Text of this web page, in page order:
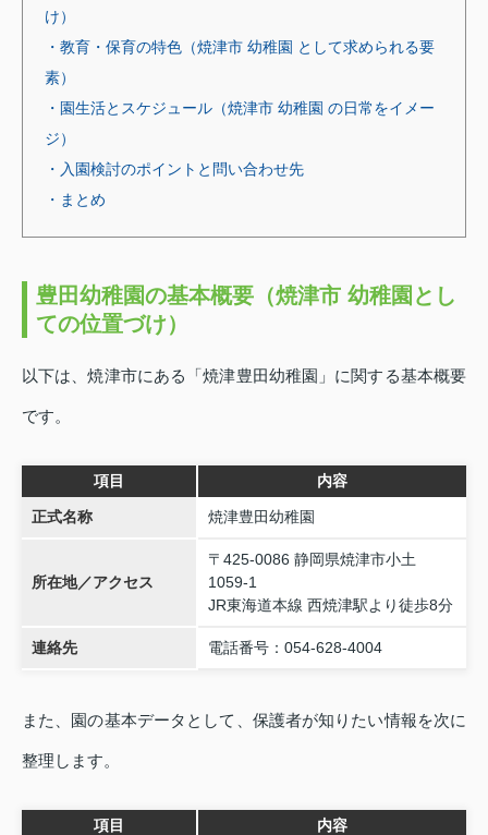
け）
・教育・保育の特色（焼津市 幼稚園 として求められる要
素）
・園生活とスケジュール（焼津市 幼稚園 の日常をイメー
ジ）
・入園検討のポイントと問い合わせ先
・まとめ
豊田幼稚園の基本概要（焼津市 幼稚園とし
ての位置づけ）
以下は、焼津市にある「焼津豊田幼稚園」に関する基本概要
です。
項目 内容
正式名称 焼津豊田幼稚園
所在地／アクセス
〒425‑0086 静岡県焼津市小土
1059‑1
JR東海道本線 西焼津駅より徒歩8分
連絡先 電話番号：054‑628‑4004
また、園の基本データとして、保護者が知りたい情報を次に
整理します。
項目 内容